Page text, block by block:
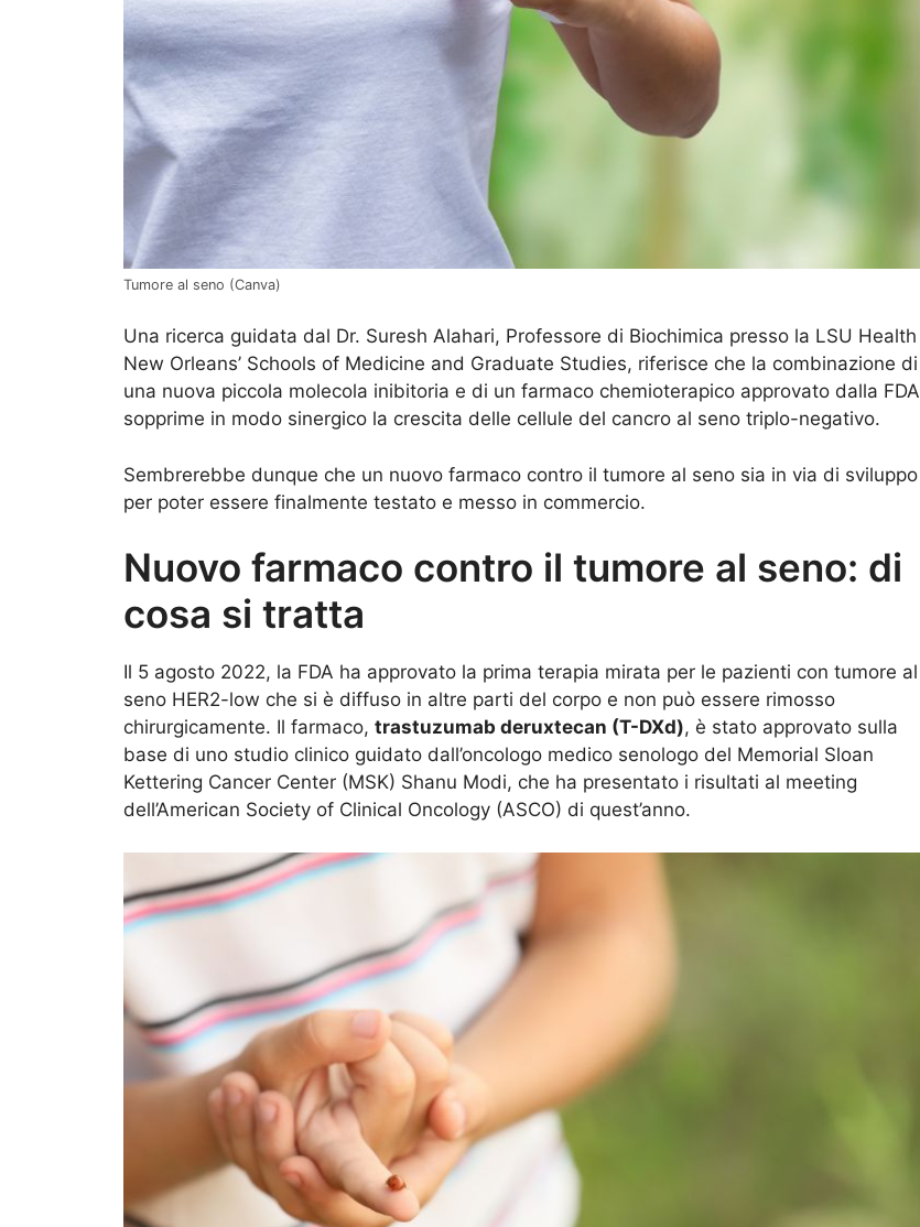
Tumore al seno (Canva)
Una ricerca guidata dal Dr. Suresh Alahari, Professore di Biochimica presso la LSU Health
New Orleans’ Schools of Medicine and Graduate Studies, riferisce che la combinazione di
una nuova piccola molecola inibitoria e di un farmaco chemioterapico approvato dalla FDA
sopprime in modo sinergico la crescita delle cellule del cancro al seno triplo-negativo.
Sembrerebbe dunque che un nuovo farmaco contro il tumore al seno sia in via di sviluppo
per poter essere finalmente testato e messo in commercio.
Nuovo farmaco contro il tumore al seno: di
cosa si tratta
Il 5 agosto 2022, la FDA ha approvato la prima terapia mirata per le pazienti con tumore al
seno HER2-low che si è diffuso in altre parti del corpo e non può essere rimosso
chirurgicamente. Il farmaco, trastuzumab deruxtecan (T-DXd), è stato approvato sulla
base di uno studio clinico guidato dall’oncologo medico senologo del Memorial Sloan
Kettering Cancer Center (MSK) Shanu Modi, che ha presentato i risultati al meeting
dell’American Society of Clinical Oncology (ASCO) di quest’anno.